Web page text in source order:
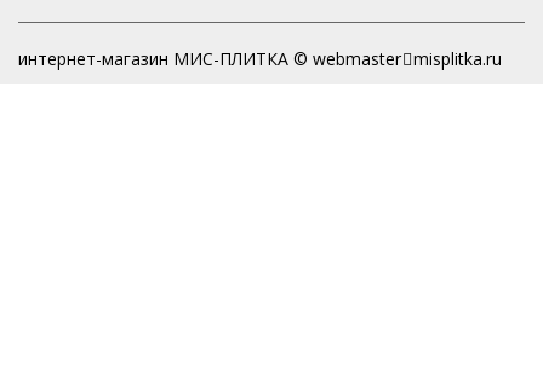
интернет-магазин МИС-ПЛИТКА © webmaster misplitka.ru